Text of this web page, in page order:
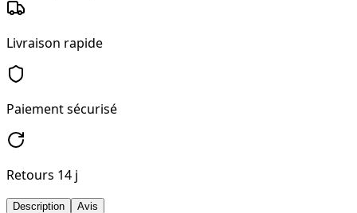
Livraison rapide
Paiement sécurisé
Retours 14 j
Description Avis